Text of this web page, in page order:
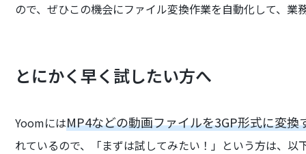
ので、ぜひこの機会にファイル変換作業を自動化して、業
とにかく早く試したい方へ
YoomにはMP4などの動画ファイルを3GP形式に変
れているので、「まずは試してみたい！」という方は、